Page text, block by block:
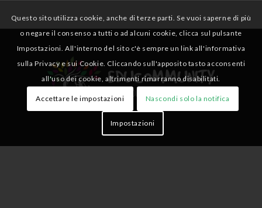
Questo sito utilizza cookie, anche di terze parti. Se vuoi saperne di più
o negare il consenso a tutti o ad alcuni cookie, clicca sul pulsante
Impostazioni. All'interno del sito c'è sempre un link all'informativa
sulla Privacy e sui Cookie. Cliccando sull'apposito tasto acconsenti
all'uso dei cookie, altrimenti rimarranno disabilitati.
Accettare le impostazioni Nascondi solo la notifica
Impostazioni